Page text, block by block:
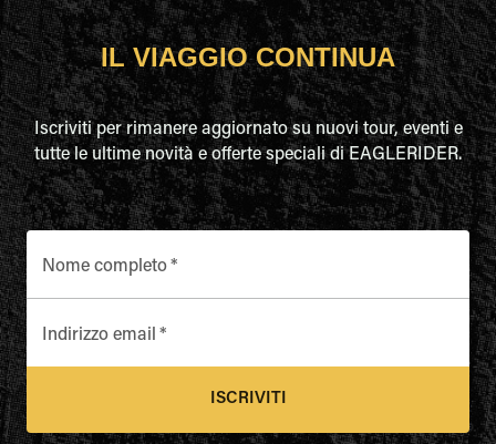
IL VIAGGIO CONTINUA
Iscriviti per rimanere aggiornato su nuovi tour, eventi e
tutte le ultime novità e offerte speciali di EAGLERIDER.
Nome completo*
Indirizzo email *
ISCRIVITI